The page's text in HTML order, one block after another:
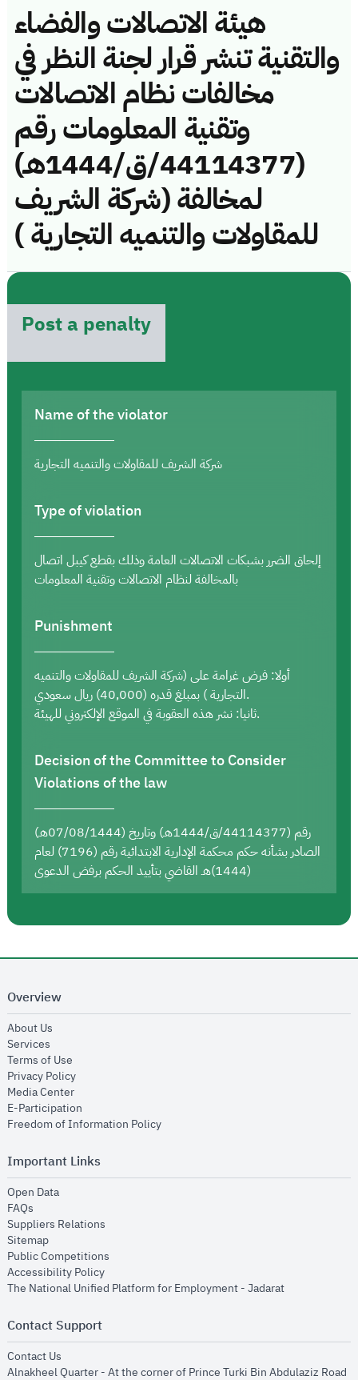
هيئة الاتصالات والفضاء
والتقنية تنشر قرار لجنة النظر في
مخالفات نظام الاتصالات
وتقنية المعلومات رقم
(44114377/ق/1444هـ)
لمخالفة (شركة الشريف
للمقاولات والتنميه التجارية )
Post a penalty
Name of the violator
شركة الشريف للمقاولات والتنميه التجارية
Type of violation
إلحاق الضرر بشبكات الاتصالات العامة وذلك بقطع كيبل اتصال
بالمخالفة لنظام الاتصالات وتقنية المعلومات
Punishment
أولا: فرض غرامة على (شركة الشريف للمقاولات والتنميه
التجارية ) بمبلغ قدره (40,000) ريال سعودي.
ثانيا: نشر هذه العقوبة في الموقع الإلكتروني للهيئة.
Decision of the Committee to Consider
Violations of the law
رقم (44114377/ق/1444هـ) وتاريخ (07/08/1444هـ)
الصادر بشأنه حكم محكمة الإدارية الابتدائية رقم (7196) لعام
(1444)هـ القاضي بتأييد الحكم برفض الدعوى
Overview
About Us
Services
Terms of Use
Privacy Policyopens in new window
Media Centeropens in new window
E-Participation
Freedom of Information Policyopens in new window
Important Links
Open Dataopens in new window
FAQs
Suppliers Relations
Sitemapopens in new window
Public Competitions
Accessibility Policyopens in new window
The National Unified Platform for Employment - Jadaratopens in new
Contact Support
Contact Us
Alnakheel Quarter - At the corner of Prince Turki Bin Abdulaziz Road